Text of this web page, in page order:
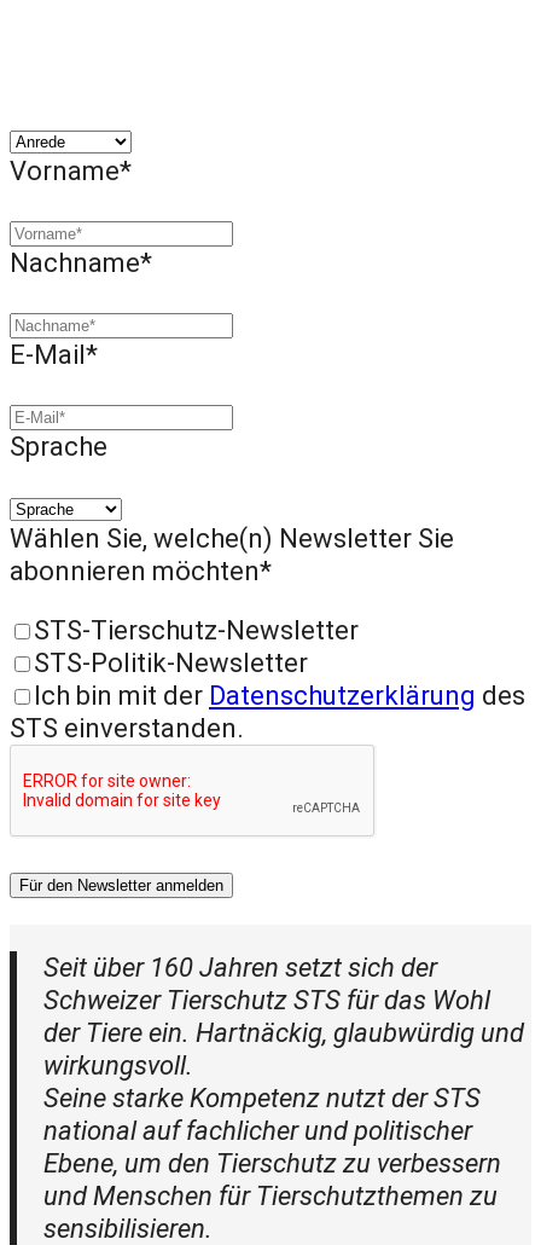
Vorname*
Nachname*
E-Mail*
Sprache
Wählen Sie, welche(n) Newsletter Sie
abonnieren möchten*
STS-Tierschutz-Newsletter
STS-Politik-Newsletter
Ich bin mit der Datenschutzerklärung des
STS einverstanden.
Für den Newsletter anmelden
Seit über 160 Jahren setzt sich der
Schweizer Tierschutz STS für das Wohl
der Tiere ein. Hartnäckig, glaubwürdig und
wirkungsvoll.
Seine starke Kompetenz nutzt der STS
national auf fachlicher und politischer
Ebene, um den Tierschutz zu verbessern
und Menschen für Tierschutzthemen zu
sensibilisieren.